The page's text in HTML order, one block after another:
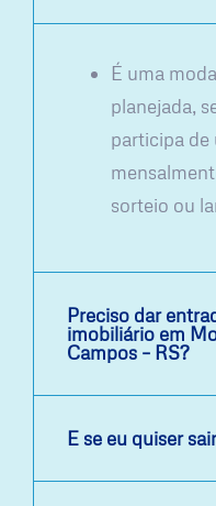
É uma
planejada,
participa de
sorteio ou
Preciso dar
imobiliário em
Campos – RS?
E se eu quiser